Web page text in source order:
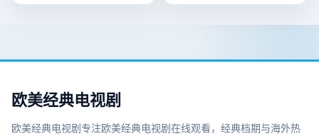
欧美经典电视剧
欧美经典电视剧专注欧美经典电视剧在线观看，经典档期与海外热